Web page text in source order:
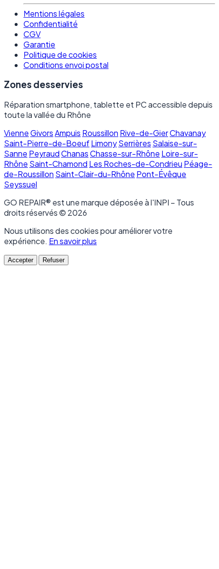
Mentions légales
Confidentialité
CGV
Garantie
Politique de cookies
Conditions envoi postal
Zones desservies
Réparation smartphone, tablette et PC accessible depuis
toute la vallée du Rhône
VienneGivorsAmpuis Roussillon Rive-de-GierChavanay
Saint-Pierre-de-BoeufLimonySerrières Salaise-sur-
Sanne PeyraudChanasChasse-sur-Rhône Loire-sur-
Rhône Saint-Chamond Les Roches-de-Condrieu Péage-
de-Roussillon Saint-Clair-du-Rhône Pont-Évêque
Seyssuel
GO REPAIR® est une marque déposée à l'INPI – Tous
droits réservés © 2026
Nous utilisons des cookies pour améliorer votre
expérience. En savoir plus
Accepter Refuser